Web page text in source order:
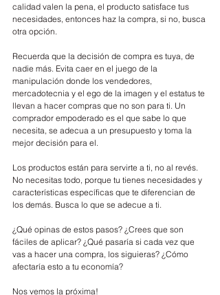
calidad valen la pena, el producto satisface tus
necesidades, entonces haz la compra, si no, busca
otra opción.
Recuerda que la decisión de compra es tuya, de
nadie más. Evita caer en el juego de la
manipulación donde los vendedores,
mercadotecnia y el ego de la imagen y el estatus te
llevan a hacer compras que no son para ti. Un
comprador empoderado es el que sabe lo que
necesita, se adecua a un presupuesto y toma la
mejor decisión para el.
Los productos están para servirte a ti, no al revés.
No necesitas todo, porque tu tienes necesidades y
características específicas que te diferencian de
los demás. Busca lo que se adecue a ti.
¿Qué opinas de estos pasos? ¿Crees que son
fáciles de aplicar? ¿Qué pasaría si cada vez que
vas a hacer una compra, los siguieras? ¿Cómo
afectaría esto a tu economía?
Nos vemos la próxima!